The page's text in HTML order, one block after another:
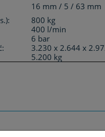
16 mm / 5 / 63 mm
800 kg
400 l/min
6 bar
3.230 x 2.644 x
5.200 kg